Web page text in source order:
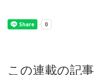
この連載の記事